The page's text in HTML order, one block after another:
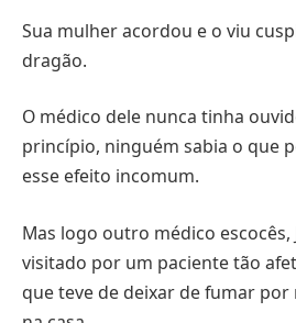
Sua mulher acordou e o viu
dragão.
O médico dele nunca tinha
princípio, ninguém sabia o que
esse efeito incomum.
Mas logo outro médico escocês,
visitado por um paciente tão
que teve de deixar de fumar